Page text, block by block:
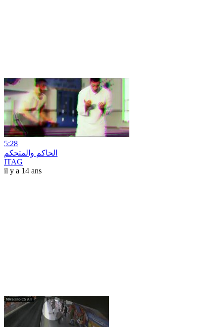
5:28
الحاكم والمتحكم
ITAG
il y a 14 ans